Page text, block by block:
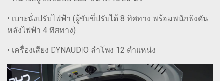
• เบาะนั่งปรับไฟฟ้า (ผู้ขับขี่ปรับได้ 8 ทิศทาง พร้อมพนักพิงดัน
หลังไฟฟ้า 4 ทิศทาง)
• เครื่องเสียง DYNAUDIO ลำโพง 12 ตำแหน่ง